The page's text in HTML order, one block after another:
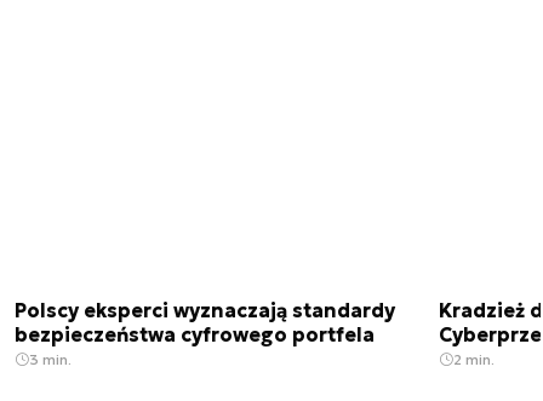
Polscy eksperci wyznaczają standardy
bezpieczeństwa cyfrowego portfela
3 min.
Kradzież
2 min.